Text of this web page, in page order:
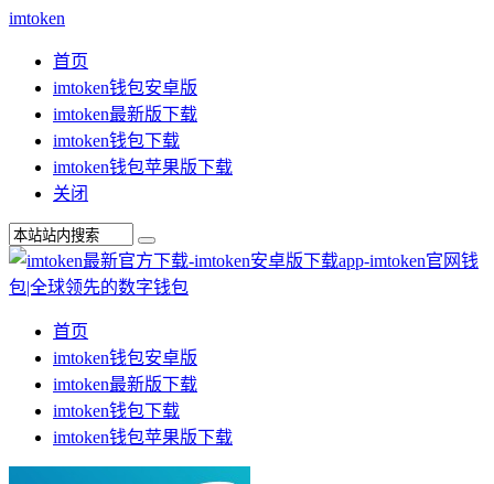
imtoken
首页
imtoken钱包安卓版
imtoken最新版下载
imtoken钱包下载
imtoken钱包苹果版下载
关闭
首页
imtoken钱包安卓版
imtoken最新版下载
imtoken钱包下载
imtoken钱包苹果版下载